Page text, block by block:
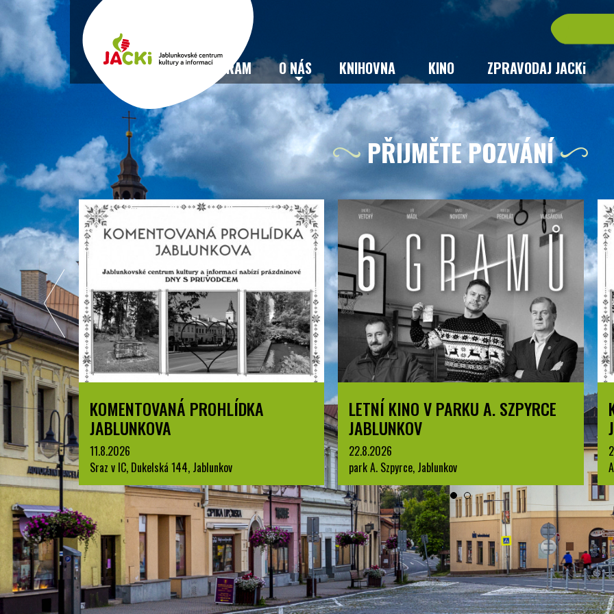
VSTUPENKY PROGRAM O NÁS KNIHOVNA KINO ZPRAVODAJ JACKi
PŘIJMĚTE POZVÁNÍ
KOMENTOVANÁ PROHLÍDKA
JABLUNKOVA
11.8.2026
Sraz v IC, Dukelská 144, Jablunkov
LETNÍ KINO V PARKU A. SZPYRCE
JABLUNKOV
22.8.2026
park A. Szpyrce, Jablunkov